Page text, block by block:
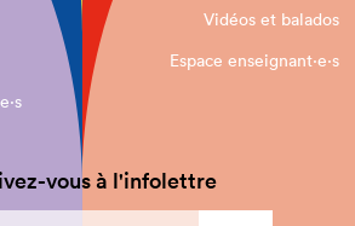
Vidéos et balados
Espace enseignant·e⋅s
vous à l'infolettre